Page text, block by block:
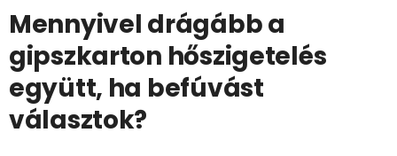
Mennyivel drágább a
gipszkarton hőszigetelés
együtt, ha befúvást
választok?